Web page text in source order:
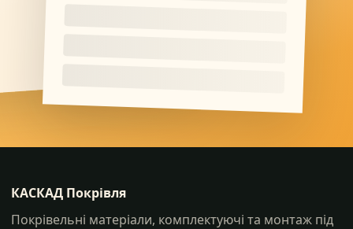
КАСКАД Покрівля
Покрівельні матеріали, комплектуючі та монтаж під